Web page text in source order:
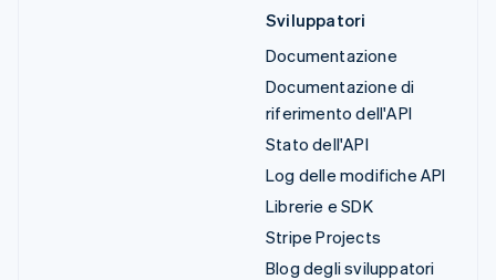
Sviluppatori
Documentazione
Documentazione di
riferimento dell'API
Stato dell'API
Log delle modifiche API
Librerie e SDK
Stripe Projects
Blog degli sviluppatori